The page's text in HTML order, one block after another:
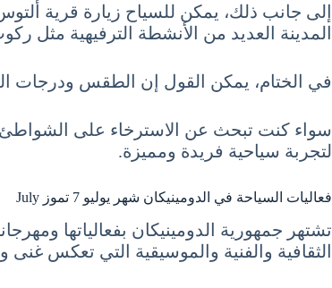
إلى جانب ذلك، يمكن للسياح زيارة قرية
المدينة العديد من الأنشطة الترفيهية مثل
في الختام، يمكن القول إن الطقس ودرجات
لتجربة سياحية فريدة ومميزة.
فعاليات السياحة في الدومينيكان شهر يوليو 7 تموز July
تشتهر جمهورية الدومينيكان بفعالياتها
الثقافية والفنية والموسيقية التي تعكس غنى